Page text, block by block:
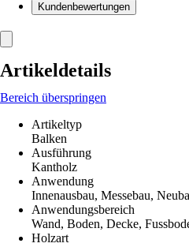
Kundenbewertungen
Artikeldetails
Bereich überspringen
Artikeltyp
Balken
Ausführung
Kantholz
Anwendung
Innenausbau, Messebau,
Anwendungsbereich
Wand, Boden, Decke,
Holzart